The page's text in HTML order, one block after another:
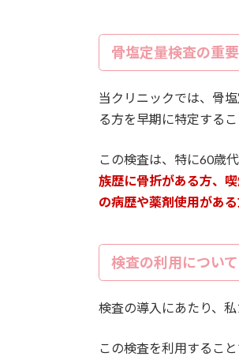
骨塩定量検査の重
当クリニックでは、骨
る方を早期に特定するこ
この検査は、特に60歳
族歴に骨折がある方、
の病歴や薬剤使用がある
検査の利用について
検査の導入にあたり、
この検査を利用するこ